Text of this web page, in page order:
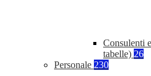
Consulenti
tabelle) 26
Personale 230